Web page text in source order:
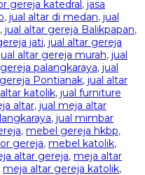
gereja katedral, jasa
, jual altar di medan, jual
, jual altar gereja Balikpapan,
jati, jual altar gereja
altar gereja murah, jual
palangkaraya, jual
Pontianak, jual altar
katolik, jual furniture
altar, jual meja altar
, jual mimbar
, mebel gereja hkbp,
gereja, mebel katolik,
altar gereja, meja altar
meja altar gereja katolik,